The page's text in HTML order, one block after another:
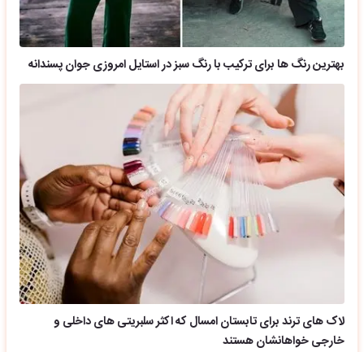
بهترین رنگ ها برای ترکیب با رنگ سبز در استایل امروزی جوان پسندانه
لاک های ترند برای تابستان امسال که اکثر سلبریتی های داخلی و
خارجی خواهانشان هستند